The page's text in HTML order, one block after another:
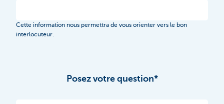
Cette information nous permettra de vous orienter vers le bon
interlocuteur.
Posez votre question*